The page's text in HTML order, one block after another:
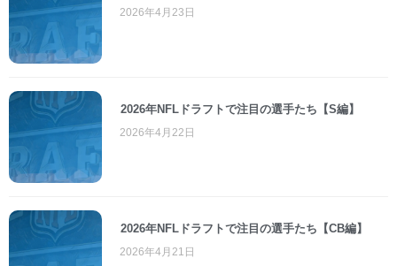
2026年4月23日
2026年NFLドラフトで注目の選手たち【S編】
2026年4月22日
2026年NFLドラフトで注目の選手たち【CB編】
2026年4月21日